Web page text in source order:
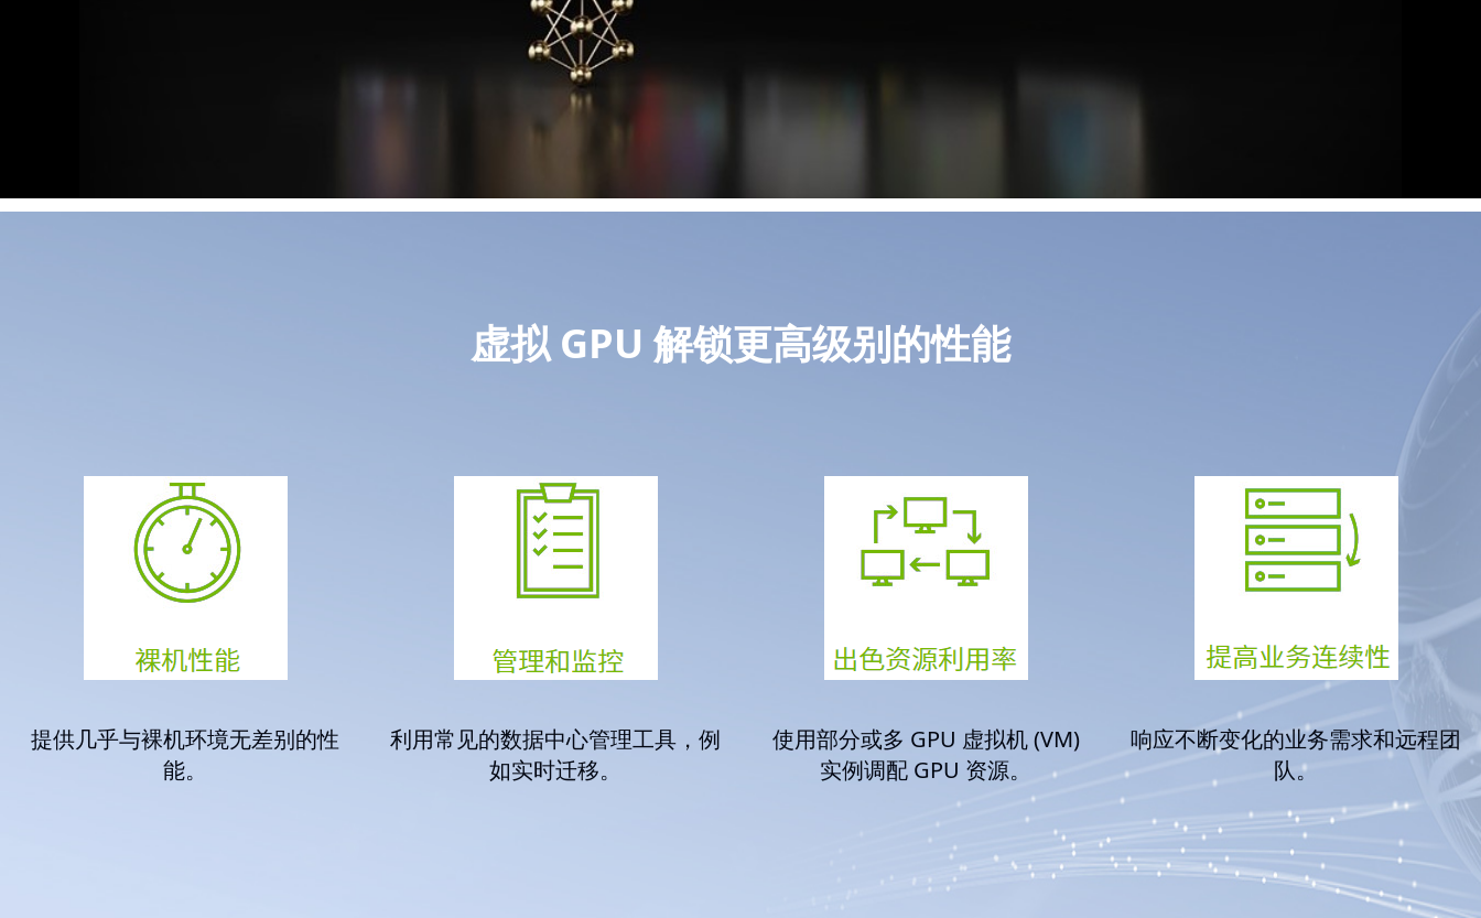
虚拟 GPU 解锁更高级别的性能
提供几乎与裸机环境无差别的性
能。
利用常见的数据中心管理工具，例
如实时迁移。
使用部分或多 GPU 虚拟机 (VM)
实例调配 GPU 资源。
响应不断变化的业务需求和远程团
队。